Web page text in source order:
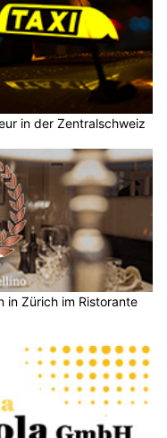
in der Zentralschweiz
in Zürich im Ristorante